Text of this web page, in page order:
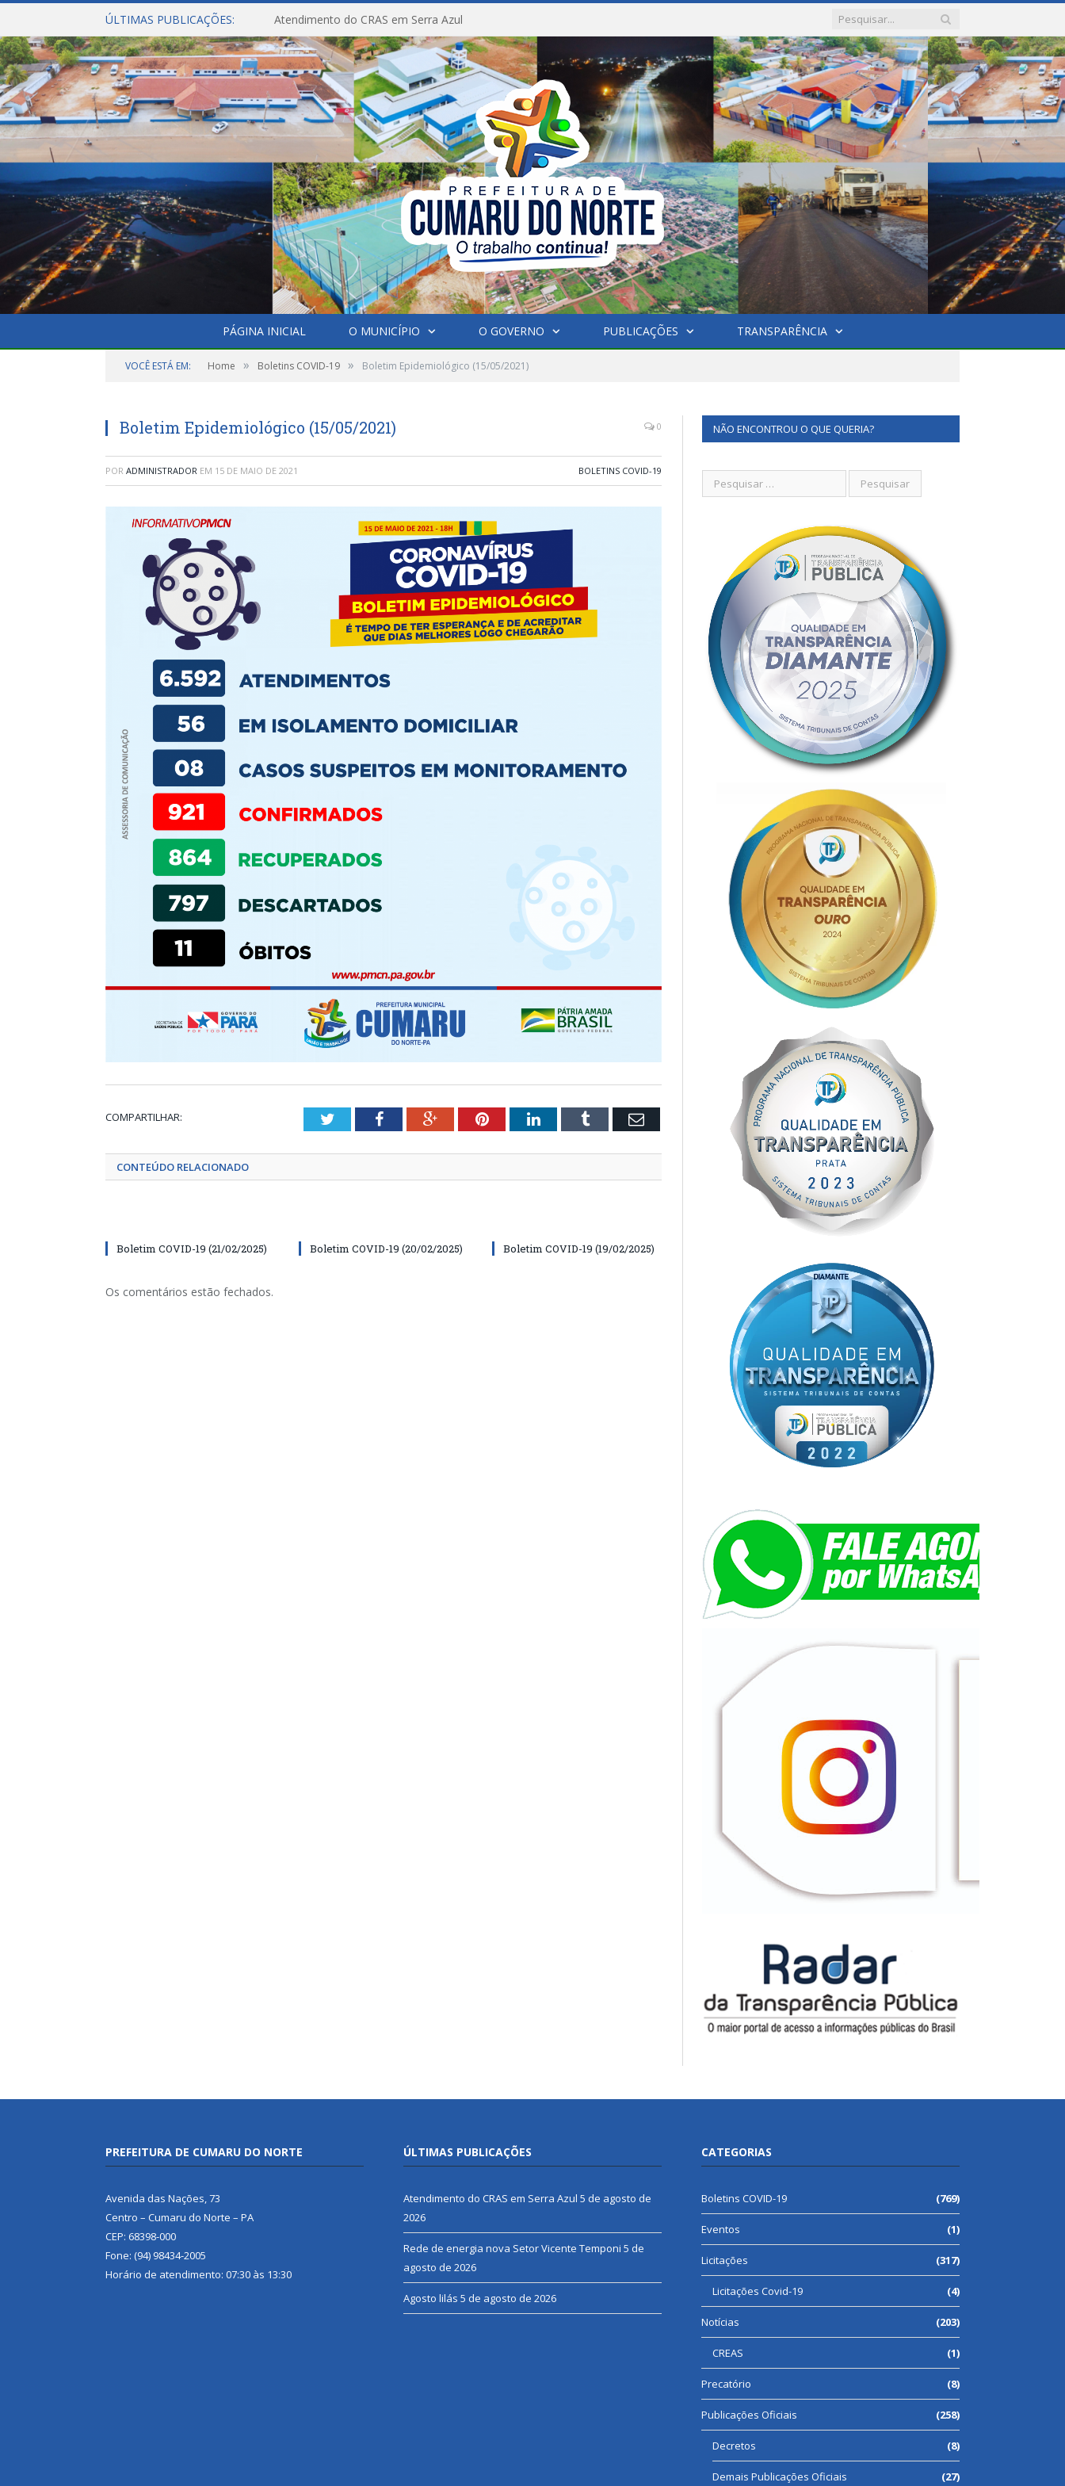
ÚLTIMAS PUBLICAÇÕES: Atendimento do CRAS em Serra Azul
PÁGINA INICIAL O MUNICÍPIO O GOVERNO PUBLICAÇÕES TRANSPARÊNCIA
VOCÊ ESTÁ EM: Home » Boletins COVID-19 » Boletim Epidemiológico (15/05/2021)
Boletim Epidemiológico (15/05/2021) 0
POR ADMINISTRADOR EM 15 DE MAIO DE 2021 BOLETINS COVID-19
COMPARTILHAR: TwitterFacebookGoogle+PinterestLinkedInTumblr Email
CONTEÚDO RELACIONADO
Boletim COVID-19 (21/02/2025) Boletim COVID-19 (20/02/2025) Boletim COVID-19 (19/02/2025)
Os comentários estão fechados.
NÃO ENCONTROU O QUE QUERIA?
PREFEITURA DE CUMARU DO NORTE
Avenida das Nações, 73
Centro – Cumaru do Norte – PA
CEP: 68398-000
Fone: (94) 98434-2005
Horário de atendimento: 07:30 às 13:30
ÚLTIMAS PUBLICAÇÕES
Atendimento do CRAS em Serra Azul 5 de agosto de
2026
Rede de energia nova Setor Vicente Temponi 5 de
agosto de 2026
Agosto lilás 5 de agosto de 2026
CATEGORIAS
Boletins COVID-19 (769)
Eventos (1)
Licitações (317)
Licitações Covid-19 (4)
Notícias (203)
CREAS (1)
Precatório (8)
Publicações Oficiais (258)
Decretos (8)
Demais Publicações Oficiais (27)